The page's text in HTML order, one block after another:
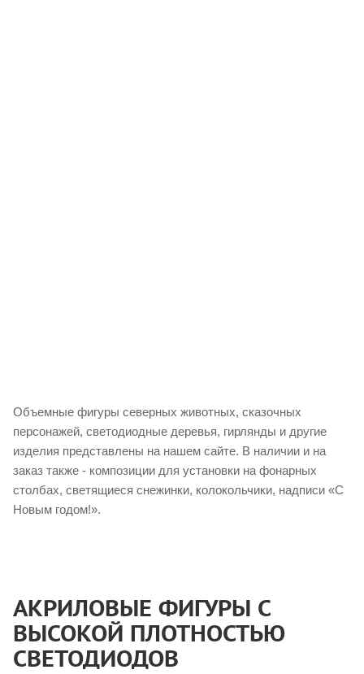
Объемные фигуры северных животных, сказочных
персонажей, светодиодные деревья, гирлянды и другие
изделия представлены на нашем сайте. В наличии и на
заказ также - композиции для установки на фонарных
столбах, светящиеся снежинки, колокольчики, надписи «С
Новым годом!».
АКРИЛОВЫЕ ФИГУРЫ С
ВЫСОКОЙ ПЛОТНОСТЬЮ
СВЕТОДИОДОВ